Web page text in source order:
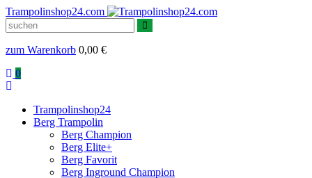
Trampolinshop24.com
zum Warenkorb 0,00 €
0
Trampolinshop24
Berg Trampolin
Berg Champion
Berg Elite+
Berg Favorit
Berg Inground Champion